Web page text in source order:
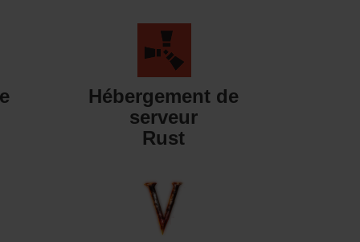
Hébergement de
serveur
Rust